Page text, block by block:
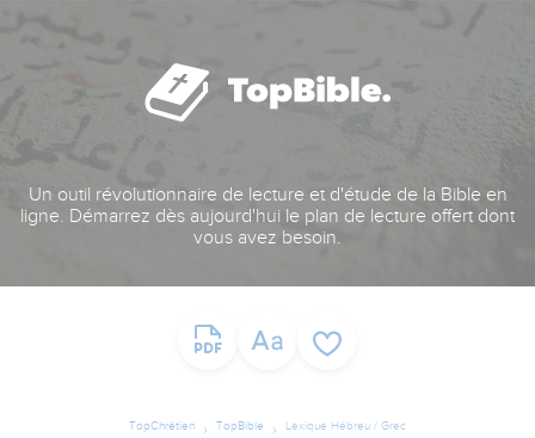
Un outil révolutionnaire de lecture et d'étude de la Bible en
ligne. Démarrez dès aujourd'hui le plan de lecture offert dont
vous avez besoin.
TopChrétien TopBible Lexique Hébreu / Grec